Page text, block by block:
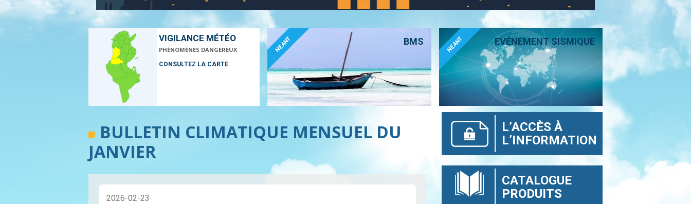
VIGILANCE MÉTÉO
PHÉNOMÈNES DANGEREUX
CONSULTEZ LA CARTE
BMS
NEANT EVÉNEMENT SISMIQUE
NEANT
BULLETIN CLIMATIQUE MENSUEL DU
JANVIER
2026-02-23
L’ACCÈS À
L’INFORMATION
CATALOGUE
PRODUITS